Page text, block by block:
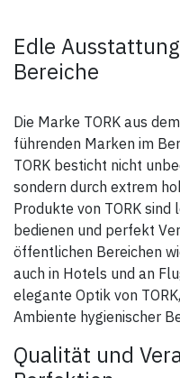
Edle
Bereiche
Die Marke TORK aus
führenden Marken im
TORK besticht nicht
sondern durch extrem
Produkte von TORK
bedienen und perfekt
öffentlichen Bereichen
auch in Hotels und an
elegante Optik von
Ambiente hygienischer
Qualität und